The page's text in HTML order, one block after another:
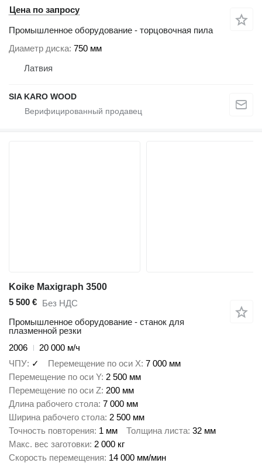
Цена по запросу
Промышленное оборудование - торцовочная пила
Диаметр диска 750 мм
Латвия
SIA KARO WOOD
Koike Maxigraph 3500
5 500 € Без НДС
Промышленное оборудование - станок для
плазменной резки
2006
20 000 м/ч
ЧПУ ✓ Перемещение по оси X 7 000 мм
Перемещение по оси Y 2 500 мм
Перемещение по оси Z 200 мм
Длина рабочего стола 7 000 мм
Ширина рабочего стола 2 500 мм
Точность повторения 1 мм Толщина листа 32 мм
Макс. вес заготовки 2 000 кг
Скорость перемещения 14 000 мм/мин